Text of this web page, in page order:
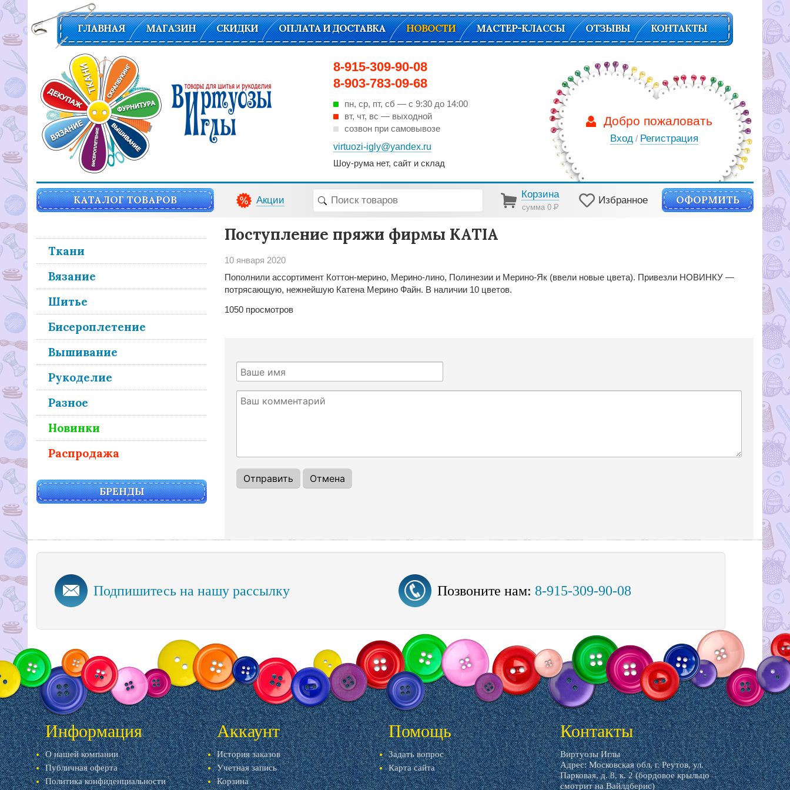
8-915-309-90-08
8-903-783-09-68
пн, ср, пт, cб — с 9:30 до 14:00
вт, чт, вс — выходной
созвон при самовывозе
virtuozi-igly@yandex.ru
Шоу-рума нет, сайт и склад
ГЛАВНАЯ МАГАЗИН СКИДКИ ОПЛАТА И ДОСТАВКА НОВОСТИ МАСТЕР-КЛАССЫ ОТЗЫВЫ КОНТАКТЫ
Добро пожаловать
Вход / Регистрация
КАТАЛОГ ТОВАРОВ Акции
Корзина
сумма 0Р
Избранное ОФОРМИТЬ
Ткани
Вязание
Шитье
Бисероплетение
Вышивание
Рукоделие
Разное
Новинки
Распродажа
БРЕНДЫ
Поступление пряжи фирмы KATIA
10 января 2020
Пополнили ассортимент Коттон-мерино, Мерино-лино, Полинезии и Мерино-Як (ввели новые цвета). Привезли НОВИНКУ —
потрясающую, нежнейшую Катена Мерино Файн. В наличии 10 цветов.
1050 просмотров
Подпишитесь на нашу рассылку Позвоните нам: 8-915-309-90-08
Информация
О нашей компании
Публичная оферта
Политика конфиденциальности
Аккаунт
История заказов
Учетная запись
Корзина
Помощь
Задать вопрос
Карта сайта
Контакты
Виртуозы Иглы
Адрес: Московская обл, г. Реутов, ул.
Парковая, д. 8, к. 2 (бордовое крыльцо
смотрит на Вайлдберис)